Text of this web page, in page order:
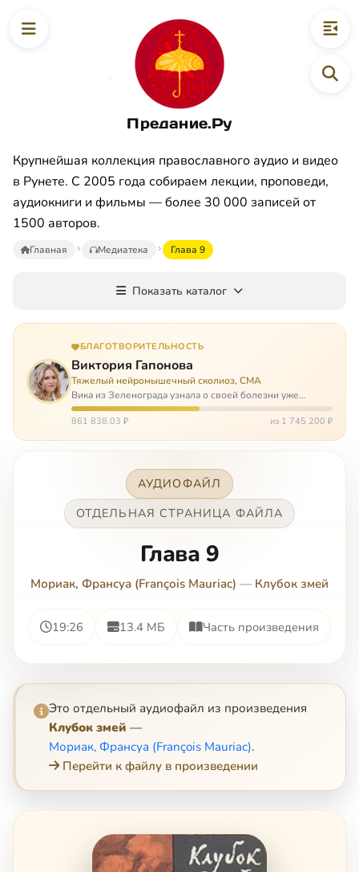
Предание.Ру
Крупнейшая коллекция православного аудио и видео
в Рунете. С 2005 года собираем лекции, проповеди,
аудиокниги и фильмы — более 30 000 записей от
1500 авторов.
Главная Медиатека Глава 9
Показать каталог
БЛАГОТВОРИТЕЛЬНОСТЬ
Виктория Гапонова
Тяжелый нейромышечный сколиоз, СМА
Вика из Зеленограда узнала о своей болезни уже
будучи в сознательном возрасте. Ей пришлось
привыкать к инвалидной коляске и сильнейшему
861 838,03 ₽ из 1 745 200 ₽
АУДИОФАЙЛ
ОТДЕЛЬНАЯ СТРАНИЦА ФАЙЛА
Глава 9
Мориак, Франсуа (François Mauriac) — Клубок змей
19:26 13.4 МБ Часть произведения
Это отдельный аудиофайл из произведения
Клубок змей —
Мориак, Франсуа (François Mauriac).
Перейти к файлу в произведении